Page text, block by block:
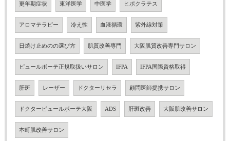
更年期症状 東洋医学 中医学 ヒポクラテス
アロマテラピー 冷え性 血液循環 紫外線対策
日焼け止めのの選び方 肌質改善専門 大阪肌質改善専門サロン
ピュールボーテ正規取扱いサロン IFPA IFPA国際資格取得
肝斑 レーザー ドクターリセラ 顧問医師提携サロン
ドクターピュールボーテ大阪 ADS 肝斑改善 大阪肌改善サロン
本町肌改善サロン